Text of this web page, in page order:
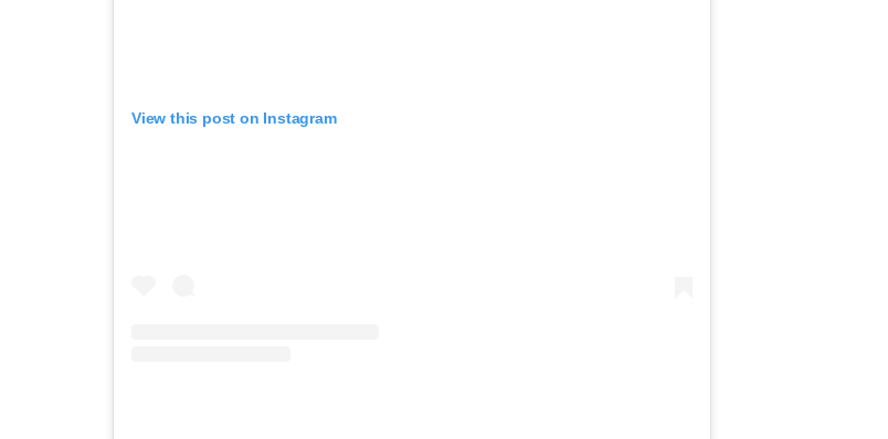
View this post on Instagram